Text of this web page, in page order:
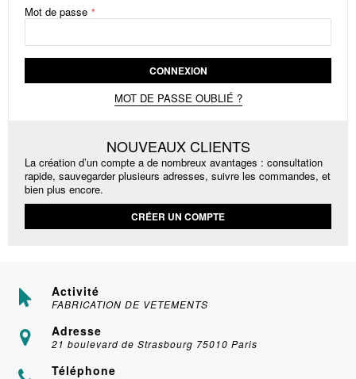
Mot de passe
CONNEXION
MOT DE PASSE OUBLIÉ ?
NOUVEAUX CLIENTS
La création d’un compte a de nombreux avantages : consultation
rapide, sauvegarder plusieurs adresses, suivre les commandes, et
bien plus encore.
CRÉER UN COMPTE
Activité
FABRICATION DE VETEMENTS
Adresse
21 boulevard de Strasbourg 75010 Paris
Téléphone